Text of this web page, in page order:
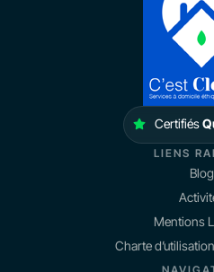
Certifiés
LIENS
Blog
Mentions
Charte